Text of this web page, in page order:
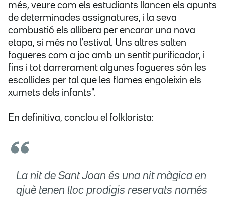
més, veure com els estudiants llancen els apunts
de determinades assignatures, i la seva
combustió els allibera per encarar una nova
etapa, si més no l'estival. Uns altres salten
fogueres com a joc amb un sentit purificador, i
fins i tot darrerament algunes fogueres són les
escollides per tal que les flames engoleixin els
xumets dels infants".
En definitiva, conclou el folklorista:
La nit de Sant Joan és una nit màgica en
qjuè tenen lloc prodigis reservats només